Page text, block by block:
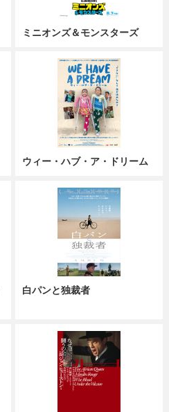
ミニオンズ＆モンスターズ
ウィー・ハブ・ア・ドリーム
白パンと独裁者